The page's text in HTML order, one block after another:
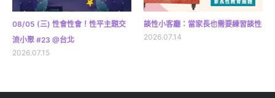
08/05 (三) 性會性會！性平主題交
流小聚 #23 @台北
2026.07.15
談性小客廳：當家長也需要練習談性
2026.07.14